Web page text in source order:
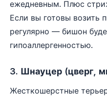
ежедневным. Плюс
Если вы готовы возить
регулярно — бишон
гипоаллергенностью.
3. Шнауцер (цверг,
Жесткошерстные